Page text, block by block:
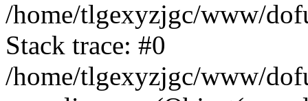
/home/tlgexyzjgc/www/
Stack trace: #0
/home/tlgexyzjgc/www/